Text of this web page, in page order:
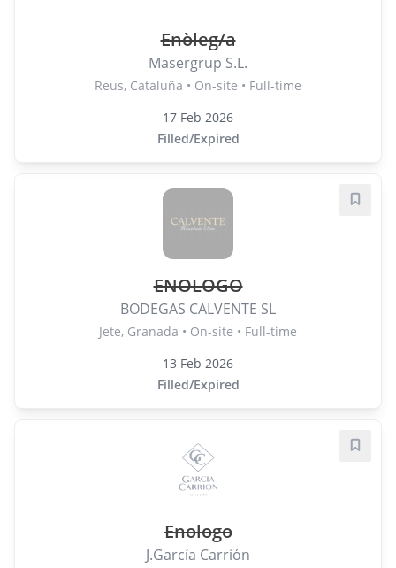
Enòleg/a
Masergrup S.L.
Reus, Cataluña • On-site • Full-time
17 Feb 2026
Filled/Expired
ENOLOGO
BODEGAS CALVENTE SL
Jete, Granada • On-site • Full-time
13 Feb 2026
Filled/Expired
Save
Enologo
J.García Carrión
Save